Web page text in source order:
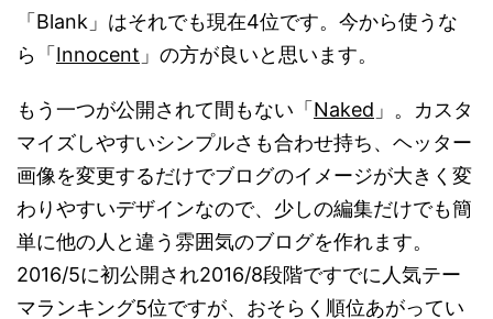
「Blank」はそれでも現在4位です。今から使うな
ら「 Innocent 」の方が良いと思います。
もう一つが公開されて間もない「 Naked 」。カスタ
マイズしやすいシンプルさも合わせ持ち、ヘッター
画像を変更するだけでブログのイメージが大きく変
わりやすいデザインなので、少しの編集だけでも簡
単に他の人と違う雰囲気のブログを作れます。
2016/5に初公開され2016/8段階ですでに人気テー
マランキング5位ですが、おそらく順位あがってい